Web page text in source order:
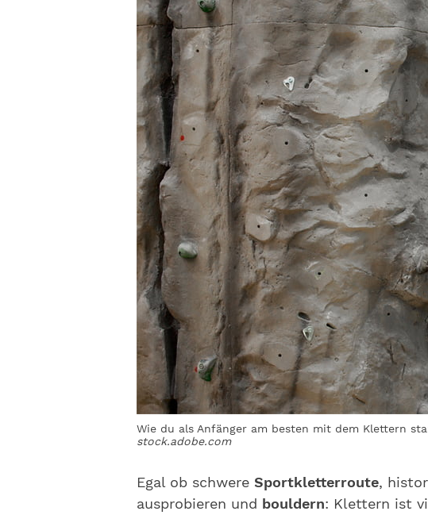
Wie du als Anfänger am besten mit dem Klettern
stock.adobe.com
Egal ob schwere Sportkletterroute,
ausprobieren und bouldern: Klettern ist